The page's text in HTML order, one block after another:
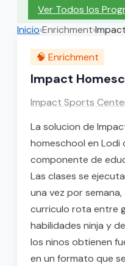
Ver Todos los
Inicio›Enrichment›
🧠 Enrichment
Impact
Impact Sports
La solucion de
homeschool en Lodi
componente de
Las clases se
una vez por
curriculo rota entre
habilidades ninja y
los ninos obtienen
en un formato que